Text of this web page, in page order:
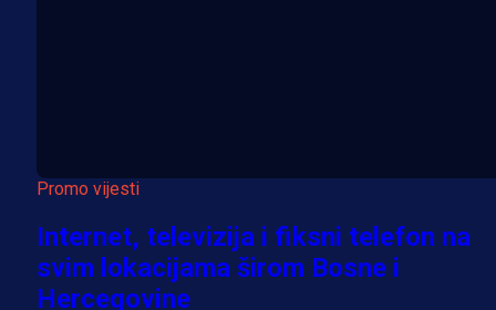
Promo vijesti
Internet, televizija i fiksni telefon na
svim lokacijama širom Bosne i
Hercegovine